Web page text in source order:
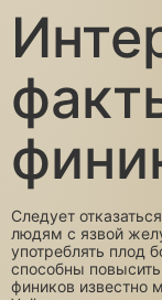
Следует
людям с язвой
употреблять плод
способны
фиников известно